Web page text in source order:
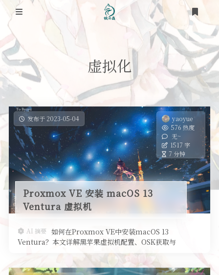
首页
笔记
网络
虚拟化
踩坑之路
SEO
工具类
开发记录
道友
时光轴
关于
RSS
虚拟化
发布于 2023-05-04
yaoyue
576 热度
无~
1517 字
7 分钟
Proxmox VE 安装 macOS 13
Ventura 虚拟机
AI 摘要 如何在Proxmox VE中安装macOS 13
Ventura？本文详解黑苹果虚拟机配置、OSK获取与
OpenCore设置，助你轻松实现！